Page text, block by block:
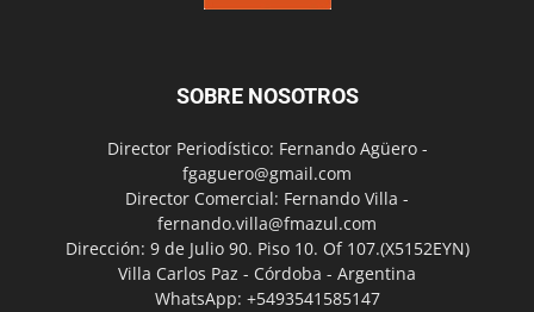
SOBRE NOSOTROS
Director Periodístico: Fernando Agüero -
fgaguero@gmail.com
Director Comercial: Fernando Villa -
fernando.villa@fmazul.com
Dirección: 9 de Julio 90. Piso 10. Of 107.(X5152EYN)
Villa Carlos Paz - Córdoba - Argentina
WhatsApp: +5493541585147